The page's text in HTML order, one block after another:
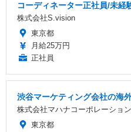
コーディネーター正社員/未経
株式会社S.vision
東京都
月給25万円
正社員
渋谷マーケティング会社の海
株式会社マハナコーポレーション
東京都